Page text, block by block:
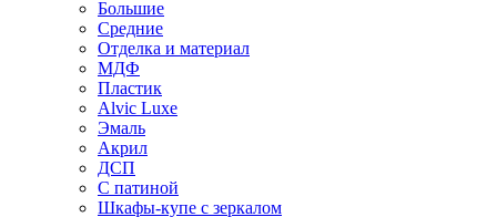
Большие
Средние
Отделка и материал
МДФ
Пластик
Alvic Luxe
Эмаль
Акрил
ДСП
С патиной
Шкафы-купе с зеркалом